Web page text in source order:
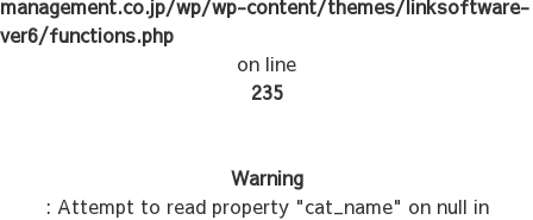
management.co.jp/wp/wp-content/themes/linksoftware-
ver6/functions.php
on line
235
Warning
: Attempt to read property "cat_name" on null in